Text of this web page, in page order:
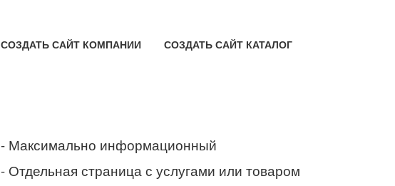
СОЗДАТЬ САЙТ КОМПАНИИ СОЗДАТЬ САЙТ КАТАЛОГ
- Максимально информационный
- Отдельная страница с услугами или товаром